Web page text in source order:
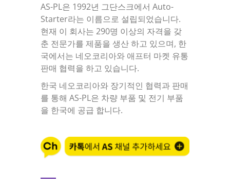
AS-PL은 1992년 그단스크에서 Auto-
Starter라는 이름으로 설립되었습니다.
현재 이 회사는 290명 이상의 자격을 갖
춘 전문가를 제품을 생산 하고 있으며, 한
국에서는 네오코리아와 애프터 마켓 유통
판매 협력을 하고 있습니다.
한국 네오코리아와 장기적인 협력과 판매
를 통해 AS-PL은 차량 부품 및 전기 부품
을 한국에 공급 합니다.